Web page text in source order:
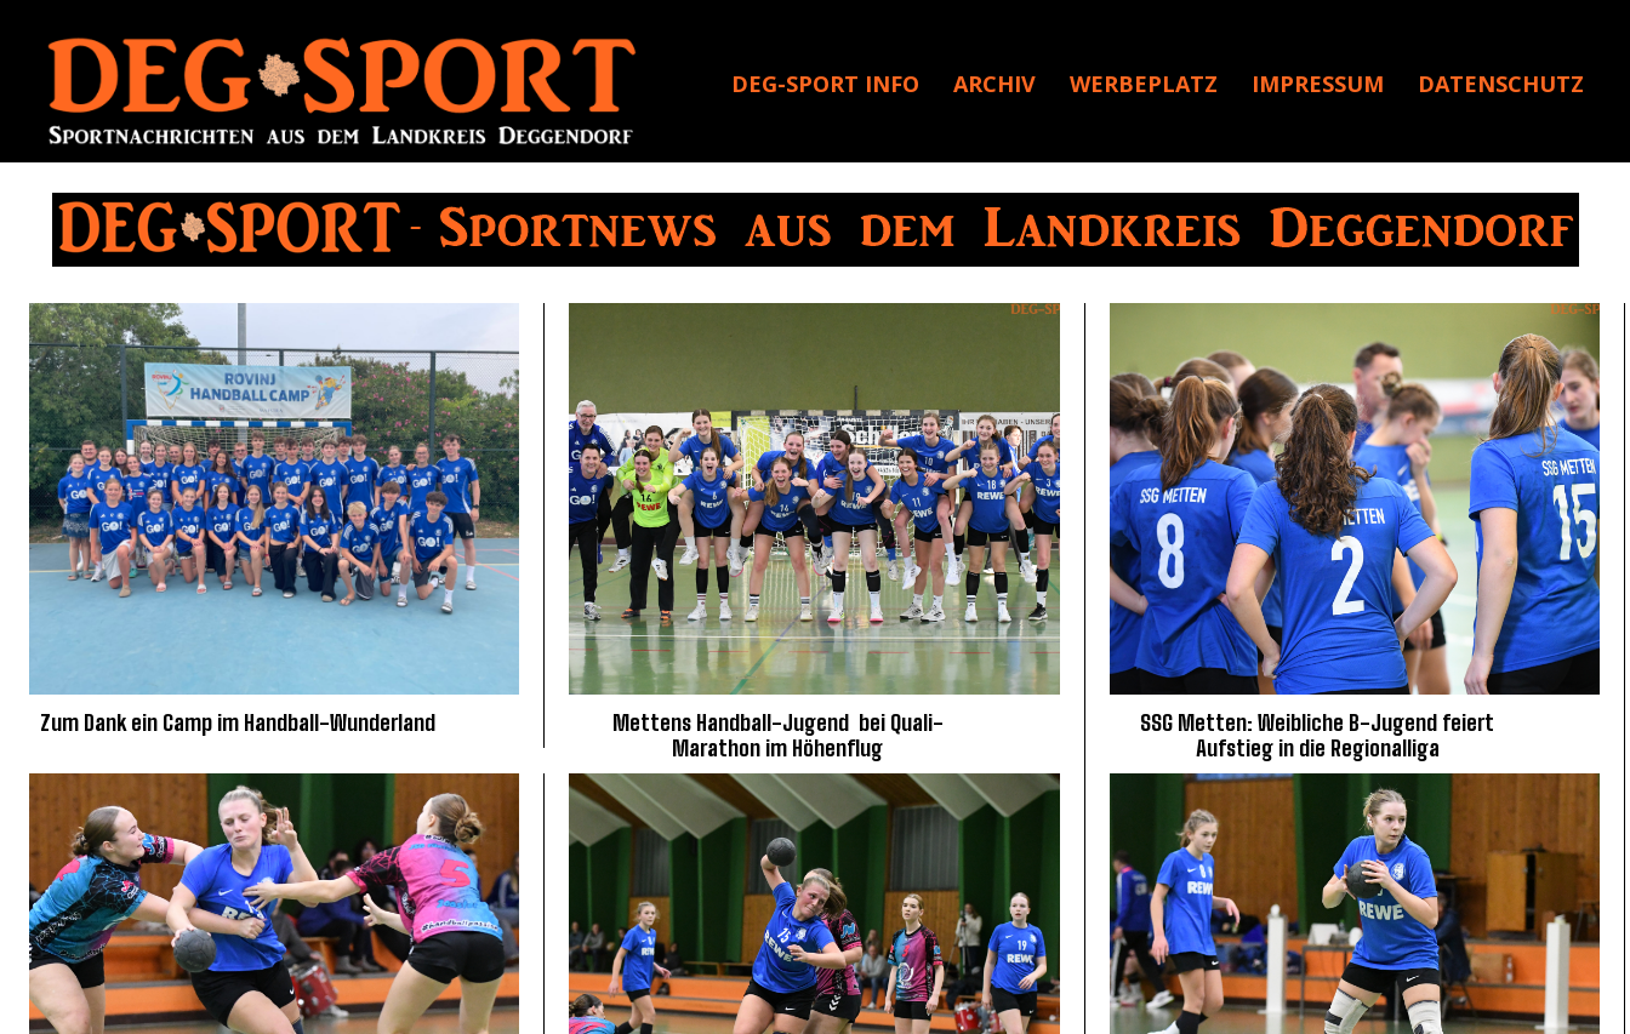
DEG-SPORT INFO ARCHIV WERBEPLATZ IMPRESSUM DATENSCHUTZ
Zum Dank ein Camp im Handball-Wunderland
Mettens Handball-Jugend bei Quali-
Marathon im Höhenflug
SSG Metten: Weibliche B-Jugend feiert
Aufstieg in die Regionalliga